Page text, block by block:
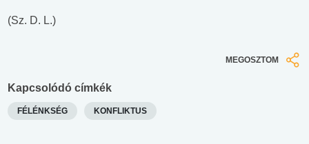
(Sz. D. L.)
MEGOSZTOM
Kapcsolódó címkék
FÉLÉNKSÉG KONFLIKTUS